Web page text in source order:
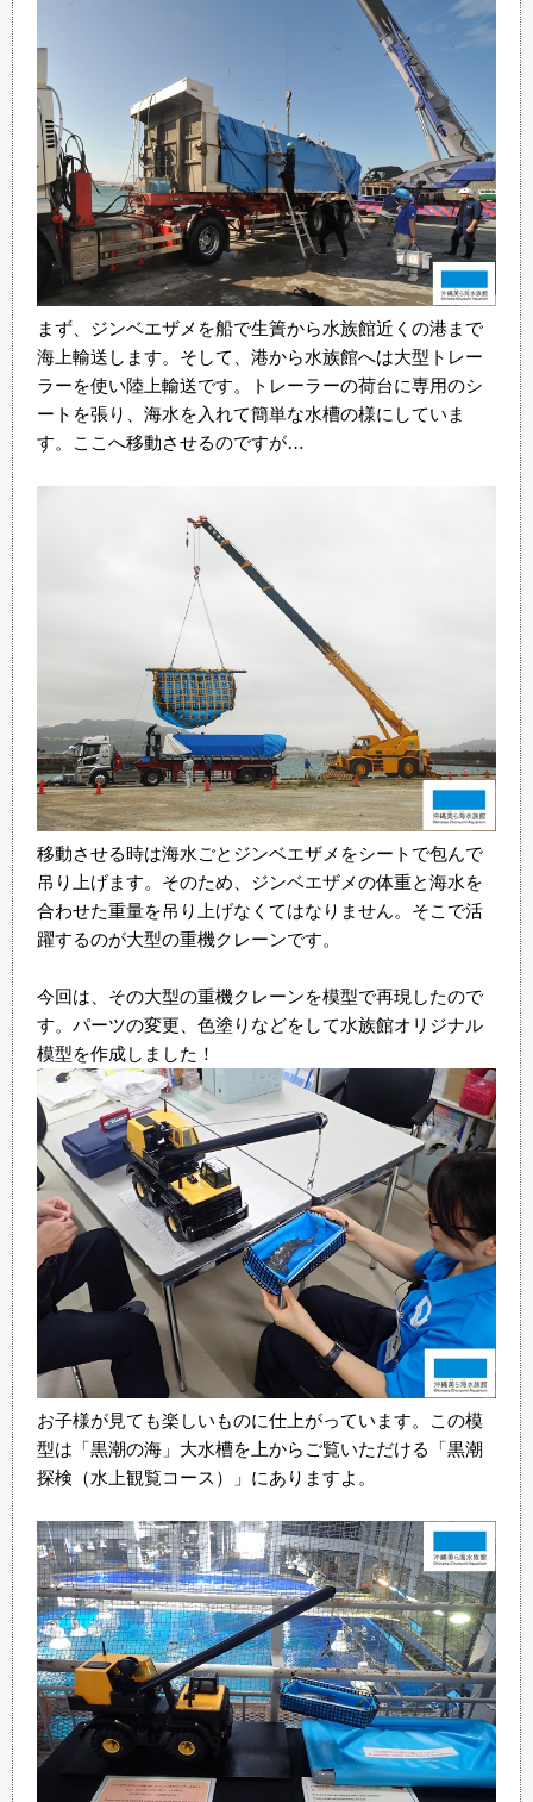
まず、ジンベエザメを船で生簀から水族館近くの港まで
海上輸送します。そして、港から水族館へは大型トレー
ラーを使い陸上輸送です。トレーラーの荷台に専用のシ
ートを張り、海水を入れて簡単な水槽の様にしていま
す。ここへ移動させるのですが…
移動させる時は海水ごとジンベエザメをシートで包んで
吊り上げます。そのため、ジンベエザメの体重と海水を
合わせた重量を吊り上げなくてはなりません。そこで活
躍するのが大型の重機クレーンです。
今回は、その大型の重機クレーンを模型で再現したので
す。パーツの変更、色塗りなどをして水族館オリジナル
模型を作成しました！
お子様が見ても楽しいものに仕上がっています。この模
型は「黒潮の海」大水槽を上からご覧いただける「黒潮
探検（水上観覧コース）」にありますよ。